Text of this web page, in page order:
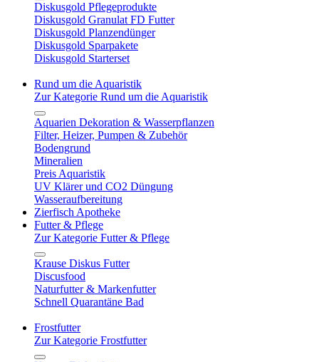
Diskusgold Pflegeprodukte
Diskusgold Granulat FD Futter
Diskusgold Planzendünger
Diskusgold Sparpakete
Diskusgold Starterset
Rund um die Aquaristik
Zur Kategorie Rund um die Aquaristik
Aquarien Dekoration & Wasserpflanzen
Filter, Heizer, Pumpen & Zubehör
Bodengrund
Mineralien
Preis Aquaristik
UV Klärer und CO2 Düngung
Wasseraufbereitung
Zierfisch Apotheke
Futter & Pflege
Zur Kategorie Futter & Pflege
Krause Diskus Futter
Discusfood
Naturfutter & Markenfutter
Schnell Quarantäne Bad
Frostfutter
Zur Kategorie Frostfutter